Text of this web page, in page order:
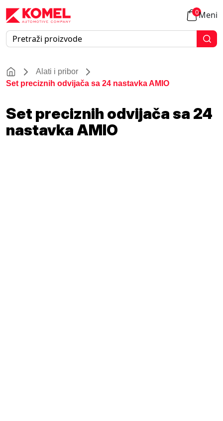
0Meni
Alati i pribor
Set preciznih odvijača sa 24 nastavka AMIO
Set preciznih odvijača sa 24
nastavka AMIO